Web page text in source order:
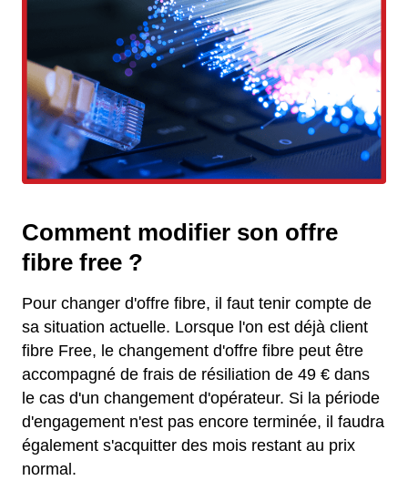
Comment modifier son offre
fibre free ?
Pour changer d'offre fibre, il faut tenir compte de
sa situation actuelle. Lorsque l'on est déjà client
fibre Free, le changement d'offre fibre peut être
accompagné de frais de résiliation de 49 € dans
le cas d'un changement d'opérateur. Si la période
d'engagement n'est pas encore terminée, il faudra
également s'acquitter des mois restant au prix
normal.